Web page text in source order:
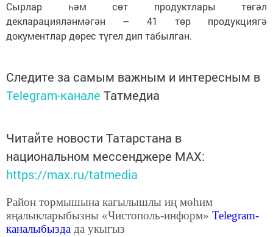
Сырлар һәм сөт продуктлары төгәл
декларацияләнмәгән – 41 төр продукциягә
документлар дөрес түгел дип табылган.
Следите за самым важным и интересным в
Telegram-канале Татмедиа
Читайте новости Татарстана в
национальном мессенджере MАХ:
https://max.ru/tatmedia
Район тормышына кагылышлы иң мөһим
яңалыкларыбызны «Чистополь-информ» Telegram-
каналыбызда да укыгыз